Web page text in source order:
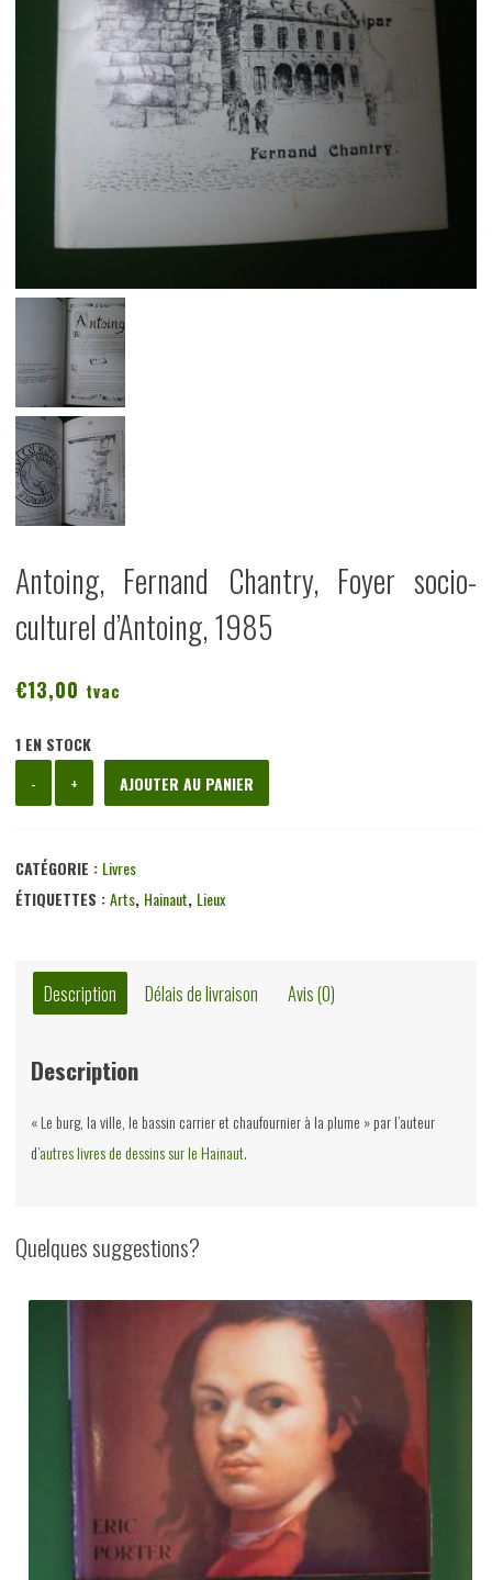
Antoing, Fernand Chantry, Foyer socio-
culturel d’Antoing, 1985
€13,00 tvac
1 EN STOCK
-
de
Fernand
Chantry,
culturel
d'Antoing,
+ AJOUTER AU PANIER
CATÉGORIE : Livres
ÉTIQUETTES :Arts, Hainaut, Lieux
Description Délais de livraison Avis (0)
Description
« Le burg, la ville, le bassin carrier et chaufournier à la plume » par l’auteur
d’autres livres de dessins sur le Hainaut.
Quelques suggestions?